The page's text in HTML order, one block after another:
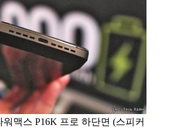
맥스 P16K 프로 하단면 (스피커